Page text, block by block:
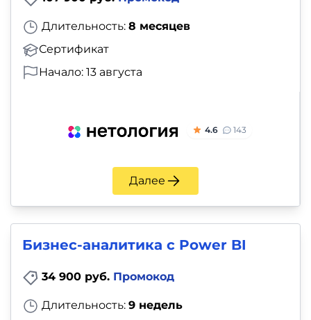
Длительность: 8 месяцев
Сертификат
Начало: 13 августа
4.6 143
Далее
Бизнес-аналитика с Power BI
34 900 руб. Промокод
Длительность: 9 недель